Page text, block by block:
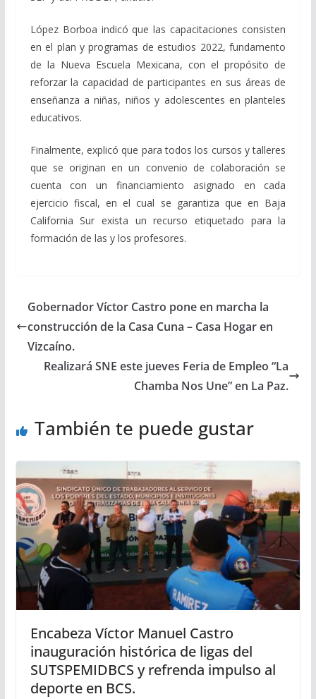
López Borboa indicó que las capacitaciones consisten
en el plan y programas de estudios 2022, fundamento
de la Nueva Escuela Mexicana, con el propósito de
reforzar la capacidad de participantes en sus áreas de
enseñanza a niñas, niños y adolescentes en planteles
educativos.
Finalmente, explicó que para todos los cursos y talleres
que se originan en un convenio de colaboración se
cuenta con un financiamiento asignado en cada
ejercicio fiscal, en el cual se garantiza que en Baja
California Sur exista un recurso etiquetado para la
formación de las y los profesores.
Gobernador Víctor Castro pone en marcha la
construcción de la Casa Cuna – Casa Hogar en
Vizcaíno.
Realizará SNE este jueves Feria de Empleo “La
Chamba Nos Une” en La Paz.
También te puede gustar
Encabeza Víctor Manuel Castro
inauguración histórica de ligas del
SUTSPEMIDBCS y refrenda impulso al
deporte en BCS.